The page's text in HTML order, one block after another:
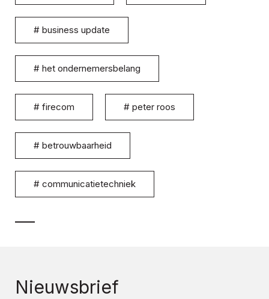
# business update
# het ondernemersbelang
# firecom # peter roos
# betrouwbaarheid
# communicatietechniek
Nieuwsbrief